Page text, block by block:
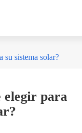
su sistema solar?
elegir para